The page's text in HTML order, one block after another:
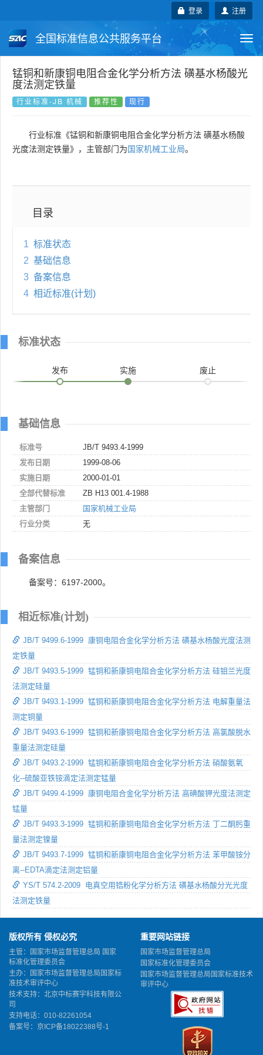
注册
登录
全国标准信息公共服务平台
国家标准 行业标准 地方标准
团体标准 企业标准
国外标准 技术委员会
锰铜和新康铜电阻合金化学分析方法 磺基水杨酸光
度法测定铁量
行业标准-JB 机械 推荐性 现行
行业标准《锰铜和新康铜电阻合金化学分析方法 磺基水杨酸
光度法测定铁量》，主管部门为国家机械工业局。
目录
1 标准状态
2 基础信息
3 备案信息
4 相近标准(计划)
标准状态
发布 实施 废止
基础信息
标准号
JB/T 9493.4-1999
发布日期
1999-08-06
实施日期
2000-01-01
全部代替标准
ZB H13 001.4-1988
主管部门
国家机械工业局
行业分类
无
备案信息
备案号：6197-2000。
相近标准(计划)
JB/T 9499.6-1999 康铜电阻合金化学分析方法 磺基水杨酸光度法测
定铁量
JB/T 9493.5-1999 锰铜和新康铜电阻合金化学分析方法 硅钼兰光度
法测定硅量
JB/T 9493.1-1999 锰铜和新康铜电阻合金化学分析方法 电解重量法
测定铜量
JB/T 9493.6-1999 锰铜和新康铜电阻合金化学分析方法 高氯酸脱水
重量法测定硅量
JB/T 9493.2-1999 锰铜和新康铜电阻合金化学分析方法 硝酸氨氧
化--硫酸亚铁铵滴定法测定锰量
JB/T 9499.4-1999 康铜电阻合金化学分析方法 高碘酸钾光度法测定
锰量
JB/T 9493.3-1999 锰铜和新康铜电阻合金化学分析方法 丁二酮肟重
量法测定镍量
JB/T 9493.7-1999 锰铜和新康铜电阻合金化学分析方法 苯甲酸铵分
离--EDTA滴定法测定铝量
YS/T 574.2-2009 电真空用锆粉化学分析方法 磺基水杨酸分光光度
法测定铁量
版权所有 侵权必究
主管：国家市场监督管理总局 国家
标准化管理委员会
主办：国家市场监督管理总局国家标
准技术审评中心
技术支持：北京中标赛宇科技有限公
司
支持电话：010-82261054
备案号： 京ICP备18022388号-1
重要网站链接
国家市场监督管理总局
国家标准化管理委员会
国家市场监督管理总局国家标准技术
审评中心